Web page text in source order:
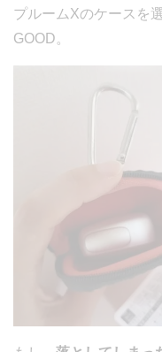
プルームXのケースを
GOOD。